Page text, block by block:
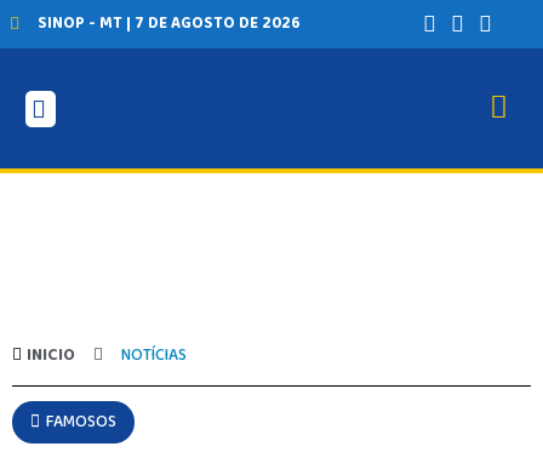
SINOP - MT | 7 DE AGOSTO DE 2026
INICIO NOTÍCIAS
FAMOSOS